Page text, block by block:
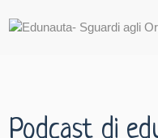
Podcast di